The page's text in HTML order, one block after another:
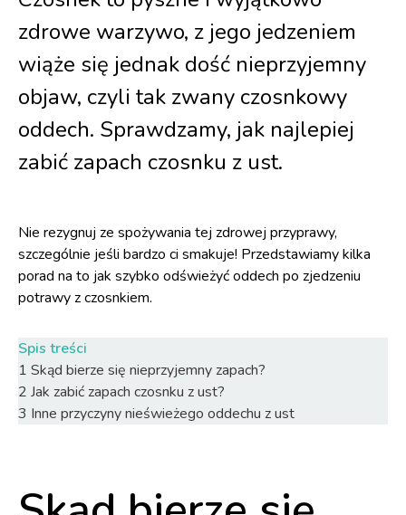
zdrowe warzywo, z jego jedzeniem
wiąże się jednak dość nieprzyjemny
objaw, czyli tak zwany czosnkowy
oddech. Sprawdzamy, jak najlepiej
zabić zapach czosnku z ust.
Nie rezygnuj ze spożywania tej zdrowej przyprawy,
szczególnie jeśli bardzo ci smakuje! Przedstawiamy kilka
porad na to jak szybko odświeżyć oddech po zjedzeniu
potrawy z czosnkiem.
Spis treści
1 Skąd bierze się nieprzyjemny zapach?
2 Jak zabić zapach czosnku z ust?
3 Inne przyczyny nieświeżego oddechu z ust